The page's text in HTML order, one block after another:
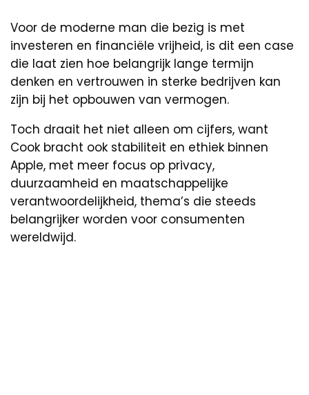
Voor de moderne man die bezig is met
investeren en financiële vrijheid, is dit een case
die laat zien hoe belangrijk lange termijn
denken en vertrouwen in sterke bedrijven kan
zijn bij het opbouwen van vermogen.
Toch draait het niet alleen om cijfers, want
Cook bracht ook stabiliteit en ethiek binnen
Apple, met meer focus op privacy,
duurzaamheid en maatschappelijke
verantwoordelijkheid, thema’s die steeds
belangrijker worden voor consumenten
wereldwijd.